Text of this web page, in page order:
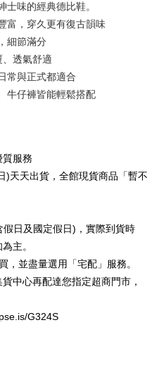
彰化商業銀行
台北富邦商業銀行
兆豐國際商業銀行
台中商業銀行
遠東国際商業銀行
永豐商業銀行
彰化商業銀行
台北富邦商業銀行
兆豐國際商業銀行
台中商業銀行
華泰商業銀行
択すると、携帯電話認証ウィンド
商品はご指定の住所に配送されま
知のSMSが届きます。アプリ会員
が届きます。
。商品を確かめてから、SMSまた
、またはATM/オンラインバンキン
送料無料
送料無料
味的經典德比鞋。
富，穿久更有復古韻味
細節滿分
透氣舒適
常與正式都適合
牛仔褲皆能輕鬆搭配
服務
天天出貨，全館現貨商品「暫不
日及國定假日)，實際到貨時
主。
並盡量選用「宅配」服務。
中心再配達您指定超商門市，
G324S